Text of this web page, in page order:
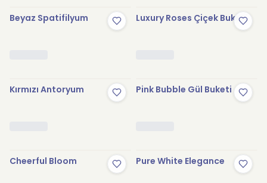
Beyaz Spatifilyum Luxury Roses Çiçek Buketi
Kırmızı Antoryum Pink Bubble Gül Buketi
Cheerful Bloom Pure White Elegance